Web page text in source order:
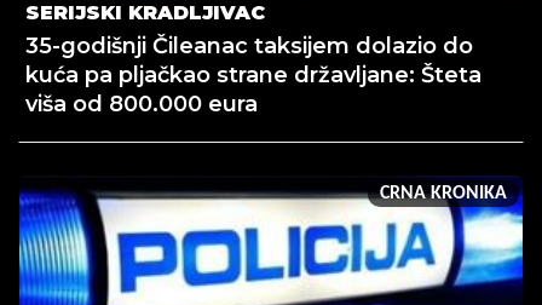
SERIJSKI KRADLJIVAC
35-godišnji Čileanac taksijem dolazio do
kuća pa pljačkao strane državljane: Šteta
viša od 800.000 eura
CRNA KRONIKA